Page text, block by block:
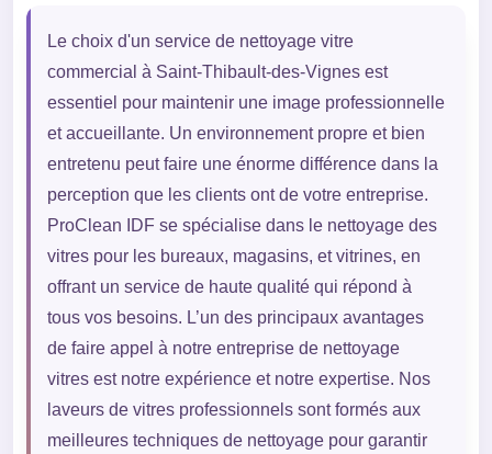
Le choix d'un service de nettoyage vitre
commercial à Saint-Thibault-des-Vignes est
essentiel pour maintenir une image professionnelle
et accueillante. Un environnement propre et bien
entretenu peut faire une énorme différence dans la
perception que les clients ont de votre entreprise.
ProClean IDF se spécialise dans le nettoyage des
vitres pour les bureaux, magasins, et vitrines, en
offrant un service de haute qualité qui répond à
tous vos besoins. L’un des principaux avantages
de faire appel à notre entreprise de nettoyage
vitres est notre expérience et notre expertise. Nos
laveurs de vitres professionnels sont formés aux
meilleures techniques de nettoyage pour garantir